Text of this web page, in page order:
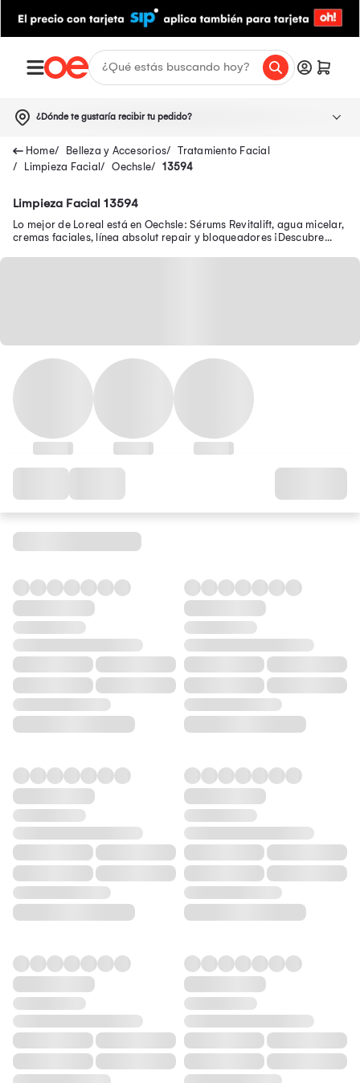
¿Dónde te gustaría recibir tu pedido?
Belleza y Accesorios
Tratamiento Facial
Limpieza Facial
Oechsle 13594
Limpieza Facial 13594
Lo mejor de Loreal está en Oechsle: Sérums Revitalift, agua micelar,
cremas faciales, línea absolut repair y bloqueadores ¡Descubre